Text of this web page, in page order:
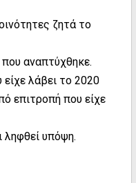
ζητά το
αναπτύχθηκε.
λάβει το 2020
επιτροπή που είχε
ληφθεί υπόψη.